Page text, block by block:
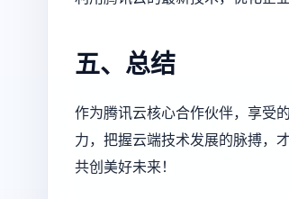
五、总结
作为腾讯云核心合作伙伴，享受
力，把握云端技术发展的脉搏，
共创美好未来！